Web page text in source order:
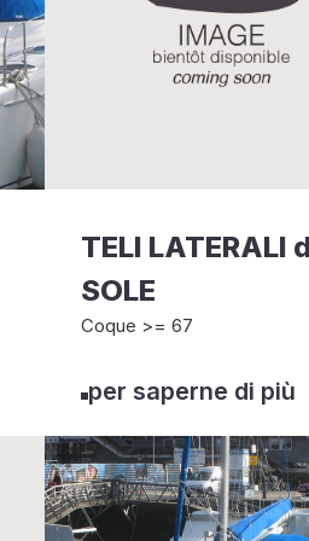
TELI LATERALI
SOLE
Coque >= 67
per saperne di più